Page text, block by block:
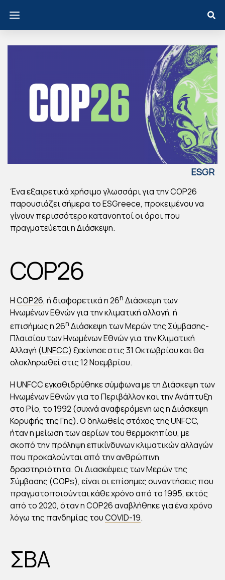
ESGR
CO
ΣΤ
ΚΑ
ΕΡ
Α
ΤΟ
ΥΣ
ΟΡ
ΟΥ
ΤΗ
Σ
ΔΙΑ
Ένα εξαιρετικά χρήσιμο γλωσσάρι για την COP26
παρουσιάζει σήμερα το ESGreece, προκειμένου να
γίνουν περισσότερο κατανοητοί οι όροι που
πραγματεύεται η Διάσκεψη.
COP26
ΗCOP26, ή διαφορετικά η 26η Διάσκεψη των
Ηνωμένων Εθνών για την κλιματική αλλαγή, ή
επισήμως η 26η Διάσκεψη των Μερών της Σύμβασης-
Πλαισίου των Ηνωμένων Εθνών για την Κλιματική
Αλλαγή (UNFCC) ξεκίνησε στις 31 Οκτωβρίου και θα
ολοκληρωθεί στις 12 Νοεμβρίου.
Η UNFCC εγκαθιδρύθηκε σύμφωνα με τη Διάσκεψη των
Ηνωμένων Εθνών για το Περιβάλλον και την Ανάπτυξη
στο Ρίο, το 1992 (συχνά αναφερόμενη ως η Διάσκεψη
Κορυφής της Γης). Ο δηλωθείς στόχος της UNFCC,
ήταν η μείωση των αερίων του θερμοκηπίου, με
σκοπό την πρόληψη επικίνδυνων κλιματικών αλλαγών
που προκαλούνται από την ανθρώπινη
δραστηριότητα. Οι Διασκέψεις των Μερών της
Σύμβασης (COPs), είναι οι επίσημες συναντήσεις που
πραγματοποιούνται κάθε χρόνο από το 1995, εκτός
από το 2020, όταν η COP26 αναβλήθηκε για ένα χρόνο
λόγω της πανδημίας τουCOVID-19.
ΣΒΑ